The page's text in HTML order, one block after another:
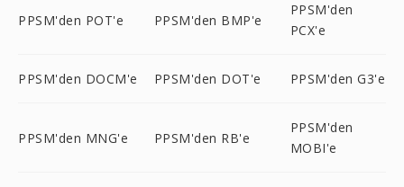
PPSM'den POT'e PPSM'den BMP'e
PPSM'den
PCX'e
PPSM'den DOCM'e PPSM'den DOT'e PPSM'den G3'e
PPSM'den MNG'e PPSM'den RB'e
PPSM'den
MOBI'e